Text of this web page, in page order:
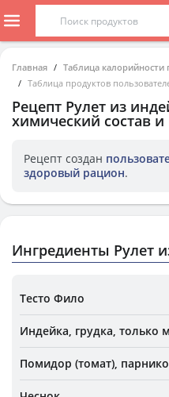
Главная
Таблица калорийности
Таблица продуктов
Рецепт Рулет из
химический состав
Рецепт создан
здоровый рацион.
Ингредиенты Рулет
Тесто Фило
Индейка, грудка, только
Помидор (томат),